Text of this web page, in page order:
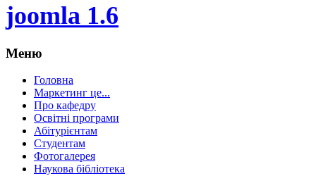
joomla 1.6
Меню
Головна
Маркетинг це...
Про кафедру
Освітні програми
Абітурієнтам
Студентам
Фотогалерея
Наукова бібліотека